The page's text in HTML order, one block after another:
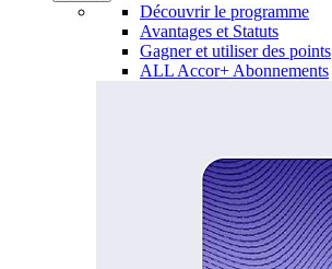
Découvrir le programme
Avantages et Statuts
Gagner et utiliser des points
ALL Accor+ Abonnements